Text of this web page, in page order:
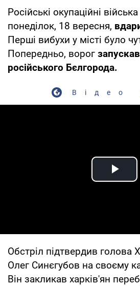
Російські окупаційні
понеділок, 18 вересня,
Перші вибухи у місті було
Попередньо, ворог
російського Бєлгорода.
Відео
Обстріл підтвердив голова
Олег Синєгубов на своєму
Він закликав харків'ян